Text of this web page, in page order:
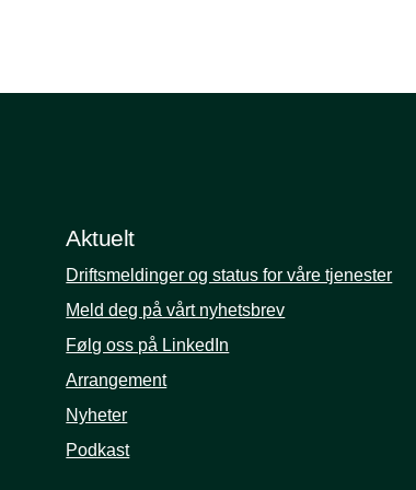
Aktuelt
Driftsmeldinger og status for våre tjenester
Meld deg på vårt nyhetsbrev
Følg oss på LinkedIn
Arrangement
Nyheter
Podkast